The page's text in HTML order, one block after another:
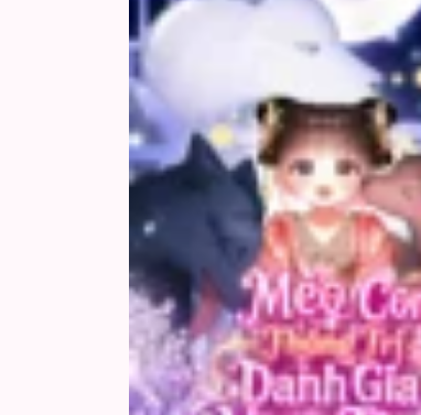
Chap 21
Chap 19
Chap 18
Chap 17
Chap 16
Chap 15
Chap 14